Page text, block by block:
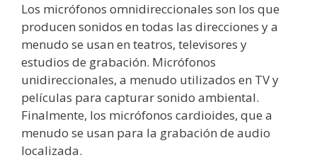
Los micrófonos omnidireccionales son los que
producen sonidos en todas las direcciones y a
menudo se usan en teatros, televisores y
estudios de grabación. Micrófonos
unidireccionales, a menudo utilizados en TV y
películas para capturar sonido ambiental.
Finalmente, los micrófonos cardioides, que a
menudo se usan para la grabación de audio
localizada.